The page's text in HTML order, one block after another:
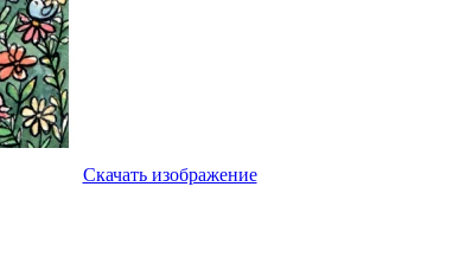
Скачать изображение